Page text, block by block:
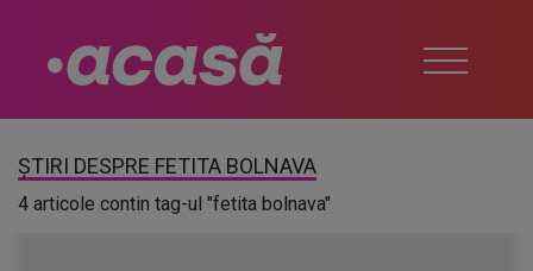
ȘTIRI DESPRE FETITA BOLNAVA
4 articole contin tag-ul "fetita bolnava"